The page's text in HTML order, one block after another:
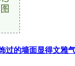
过的墙面显得文雅